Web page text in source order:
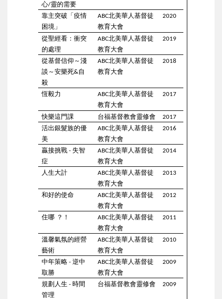
心/靈的需要
靠主突破「疫情
困境」
ABC北美華人基督徒
教育大會
2020
從聖經看：衝突
的處理
ABC北美華人基督徒
教育大會
2019
從基督信仰～淺
談～安樂死&自
殺
ABC北美華人基督徒
教育大會
2018
恆毅力 ABC北美華人基督徒
教育大會
2017
快樂這門課 台福基督教會靈修會 2017
活出銀髮族的優
美
ABC北美華人基督徒
教育大會
2016
贏接挑戰 - 失智
症
ABC北美華人基督徒
教育大會
2014
人生大計 ABC北美華人基督徒
教育大會
2013
和好的使命 ABC北美華人基督徒
教育大會
2012
住哪 ？！ ABC北美華人基督徒
教育大會
2011
溫馨氣氛的經營
藝術
ABC北美華人基督徒
教育大會
2010
中年策略 - 逆中
取勝
ABC北美華人基督徒
教育大會
2009
規劃人生 - 時間
管理
台福基督教會靈修會 2009